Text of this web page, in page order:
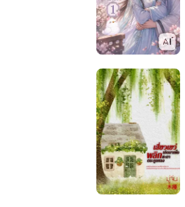
ใหม่
อีก
ครั้ง
พร้อม
ระบบ
ประเมิน
สู่
ความ
รุ่งโรจน์
เล่ม
2
หมอ
พิษ
ตัว
ร้าย
ป่วน
ใจ
อ๋อง
น้ำ